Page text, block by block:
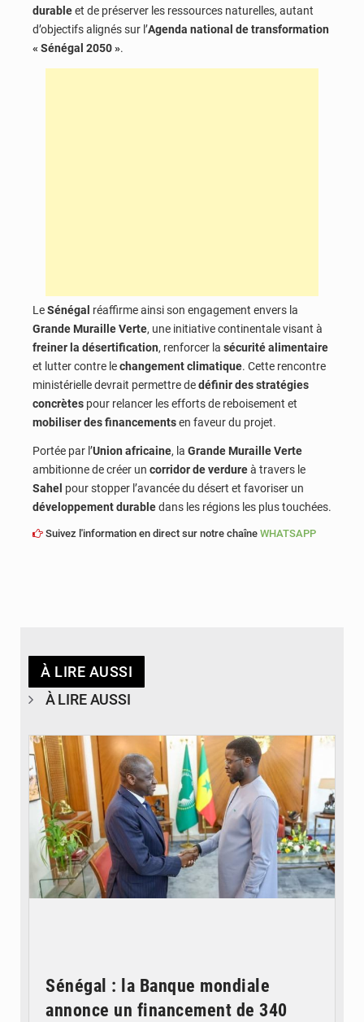
durableet de préserver les ressources naturelles, autant
d’objectifs alignés sur l’Agenda national de transformation
« Sénégal 2050 ».
LeSénégal réaffirme ainsi son engagement envers la
Grande Muraille Verte, une initiative continentale visant à
freiner la désertification, renforcer la sécurité alimentaire
et lutter contre lechangement climatique. Cette rencontre
ministérielle devrait permettre dedéfinir des stratégies
concrètes pour relancer les efforts de reboisement et
mobiliser des financementsen faveur du projet.
Portée par l’Union africaine, la Grande Muraille Verte
ambitionne de créer un corridor de verdureà travers le
Sahel pour stopper l’avancée du désert et favoriser un
développement durabledans les régions les plus touchées.
Suivez l'information en direct sur notre chaîne WHATSAPP
À LIRE AUSSI
À LIRE AUSSI
Sénégal : la Banque mondiale
annonce un financement de 340